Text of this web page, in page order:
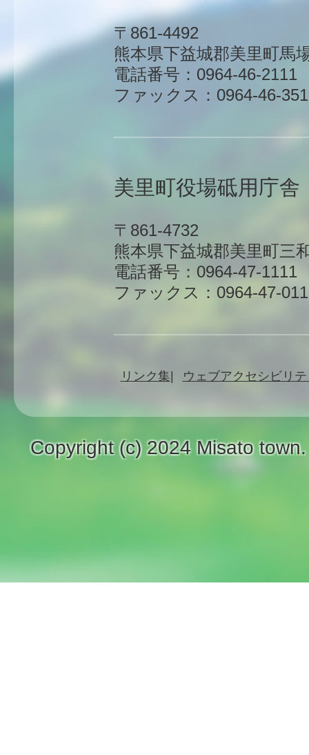
〒861-4492
熊本県下益城郡美里町馬
電話番号：0964-46-2111
ファックス：0964-46-
美里町役場砥用庁舎
〒861-4732
熊本県下益城郡美里町三
電話番号：0964-47-1111
ファックス：0964-47-
リンク集 ウェブアクセシビリ
Copyright (c) 2024 Misato